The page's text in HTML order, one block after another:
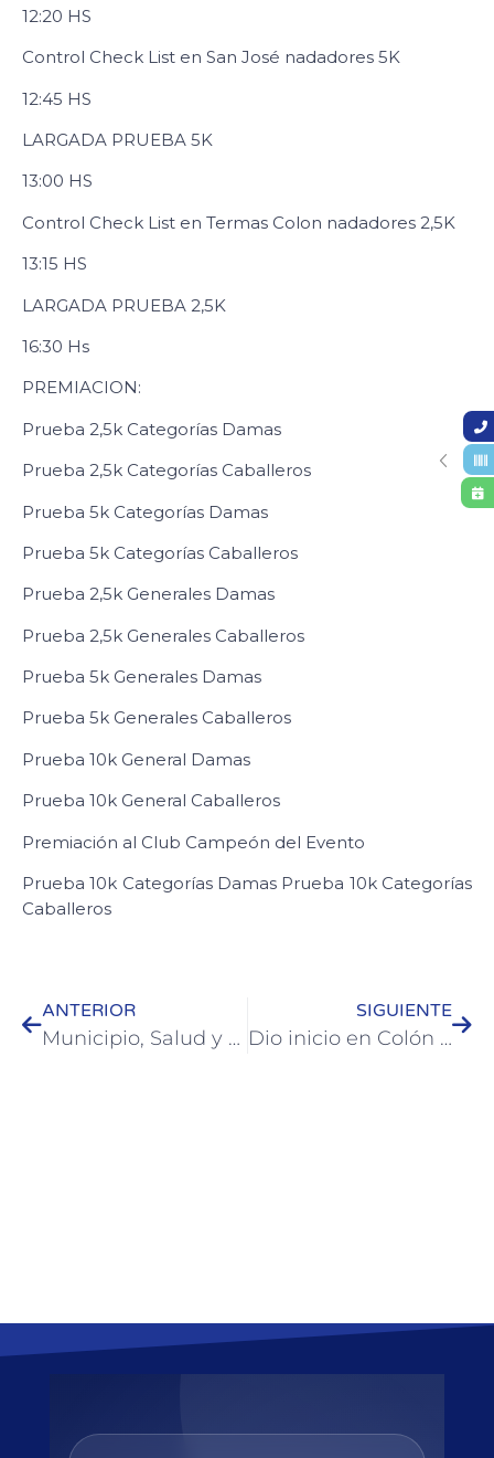
12:20 HS
Control Check List en San José nadadores 5K
12:45 HS
LARGADA PRUEBA 5K
13:00 HS
Control Check List en Termas Colon nadadores 2,5K
13:15 HS
LARGADA PRUEBA 2,5K
16:30 Hs
PREMIACION:
Prueba 2,5k Categorías Damas
Prueba 2,5k Categorías Caballeros
Prueba 5k Categorías Damas
Prueba 5k Categorías Caballeros
Prueba 2,5k Generales Damas
Prueba 2,5k Generales Caballeros
Prueba 5k Generales Damas
Prueba 5k Generales Caballeros
Prueba 10k General Damas
Prueba 10k General Caballeros
Premiación al Club Campeón del Evento
Prueba 10k Categorías Damas Prueba 10k Categorías
Caballeros
ANTERIOR
Municipio, Salud y Educación trabajan en conjunto en prevención del Dengue
SIGUIENTE
Dio inicio en Colón un ciclo de conferencias sobre Primera Infancia